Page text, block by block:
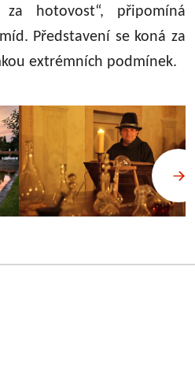
za hotovost“, připomíná
Představení se koná za
extrémních podmínek.